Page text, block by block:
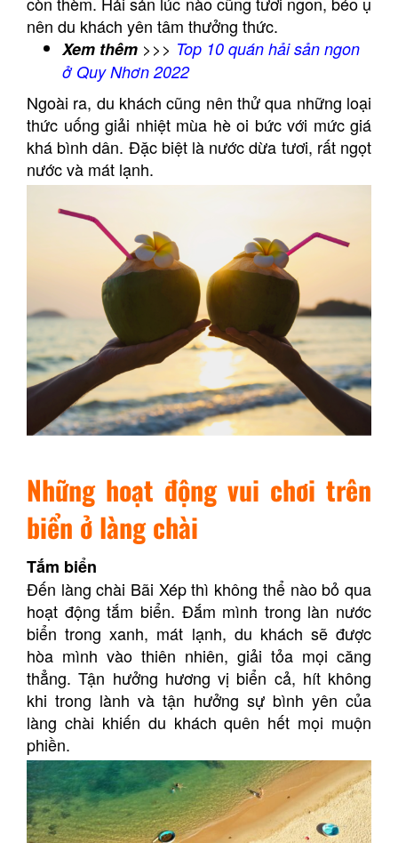
nên du khách yên tâm thưởng thức.
Xem thêm >>> Top 10 quán hải sản ngon
ở Quy Nhơn 2022
Ngoài ra, du khách cũng nên thử qua những loại
thức uống giải nhiệt mùa hè oi bức với mức giá
khá bình dân. Đặc biệt là nước dừa tươi, rất ngọt
nước và mát lạnh.
Những hoạt động vui chơi trên
biển ở làng chài
Tắm biển
Đến làng chài Bãi Xép thì không thể nào bỏ qua
hoạt động tắm biển. Đắm mình trong làn nước
biển trong xanh, mát lạnh, du khách sẽ được
hòa mình vào thiên nhiên, giải tỏa mọi căng
thẳng.Tận hưởng hương vị biển cả, hít không
khi trong lành và tận hưởng sự bình yên của
làng chài khiến du khách quên hết mọi muộn
phiền.